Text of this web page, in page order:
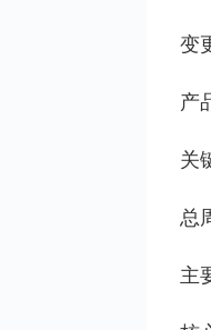
变
产
关
总
主